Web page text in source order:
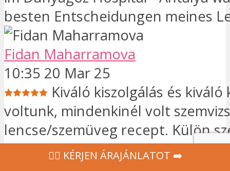
besten Entscheidungen meines
Fidan Maharramova
10:35 20 Mar 25
Kiváló kiszolgálás és kiváló
voltunk, mindenkinél volt
lencse/szemüveg recept. Külön
megemlíteni egy nagyon kedves,
‍👩‍⚕ KÉRJEN ÁRAJÁNLATOT ➡️